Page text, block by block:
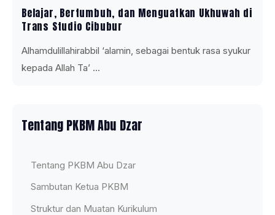
Belajar, Bertumbuh, dan Menguatkan Ukhuwah di
Trans Studio Cibubur
Alhamdulillahirabbil ‘alamin, sebagai bentuk rasa syukur
kepada Allah Ta’ ...
Tentang PKBM Abu Dzar
Tentang PKBM Abu Dzar
Sambutan Ketua PKBM
Struktur dan Muatan Kurikulum